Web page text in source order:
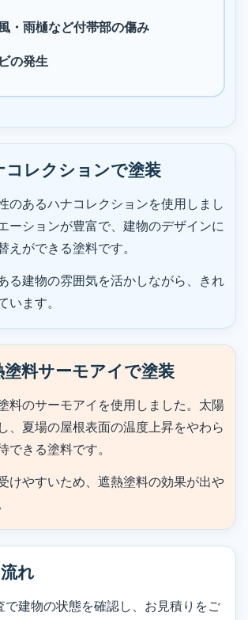
・雨樋など付帯部の傷み
の発生
コレクションで塗装
のあるハナコレクションを使用しまし
ーションが豊富で、建物のデザインに
えができる塗料です。
る建物の雰囲気を活かしながら、きれ
います。
塗料サーモアイで塗装
料のサーモアイを使用しました。太陽
、夏場の屋根表面の温度上昇をやわら
できる塗料です。
けやすいため、遮熱塗料の効果が出や
れ
で建物の状態を確認し、お見積りをご